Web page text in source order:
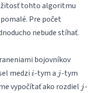
tohto algoritmu
Pre počet
nebude stíhať.
bojovníkov
medzi i
i-tym a jj-tym
vypočítať ako rozdiel jj-